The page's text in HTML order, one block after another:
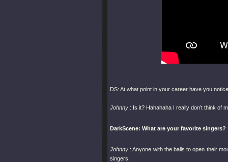
DS: At what point in your career have you
Johnny : Is it? Hahahaha I really don’t think of
DarkScene: What are your favorite singers?
Johnny : Anyone with the balls to open their
singers.